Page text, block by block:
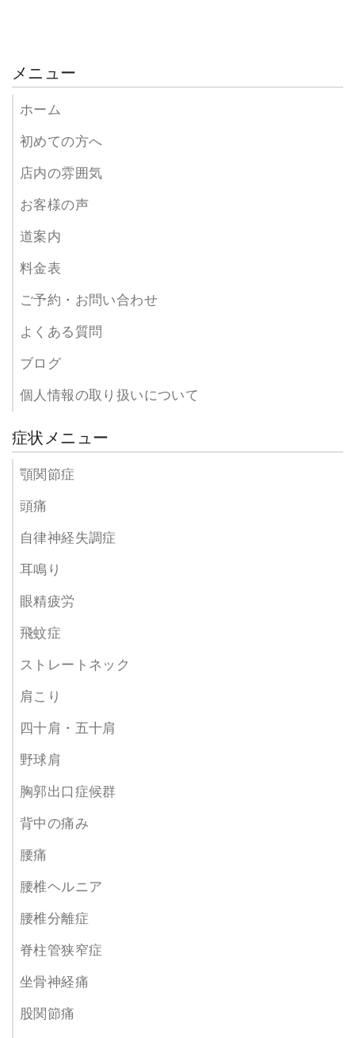
メニュー
ホーム
初めての方へ
店内の雰囲気
お客様の声
道案内
料金表
ご予約・お問い合わせ
よくある質問
ブログ
個人情報の取り扱いについて
症状メニュー
顎関節症
頭痛
自律神経失調症
耳鳴り
眼精疲労
飛蚊症
ストレートネック
肩こり
四十肩・五十肩
野球肩
胸郭出口症候群
背中の痛み
腰痛
腰椎ヘルニア
腰椎分離症
脊柱管狭窄症
坐骨神経痛
股関節痛